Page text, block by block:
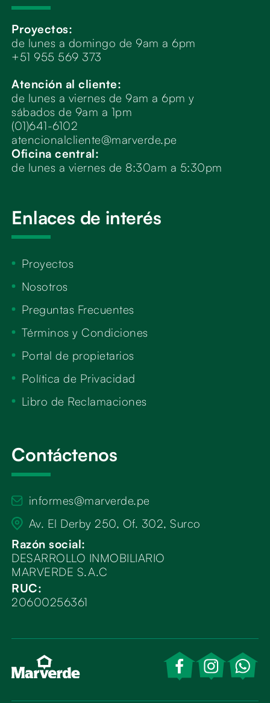
Proyectos:
de lunes a domingo de 9am a 6pm
+51 955 569 373
Atención al cliente:
de lunes a viernes de 9am a 6pm y
sábados de 9am a 1pm
(01)641-6102
atencionalcliente@marverde.pe
Oficina central:
de lunes a viernes de 8:30am a 5:30pm
Enlaces de interés
Proyectos
Nosotros
Preguntas Frecuentes
Términos y Condiciones
Portal de propietarios
Política de Privacidad
Libro de Reclamaciones
Contáctenos
informes@marverde.pe
Av. El Derby 250, Of. 302, Surco
Razón social:
DESARROLLO INMOBILIARIO
MARVERDE S.A.C
RUC:
20600256361